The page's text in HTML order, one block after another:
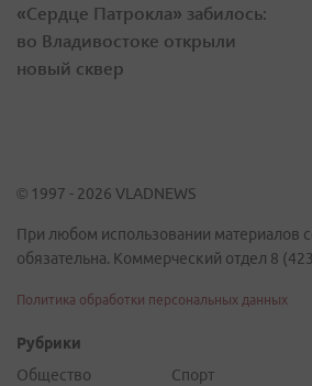
«Сердце Патрокла» забилось:
во Владивостоке открыли
новый сквер
© 1997 - 2026 VLADNEWS
При любом использовании материалов
обязательна. Коммерческий отдел 8
Политика обработки персональных данных
Рубрики
Общество
Спорт